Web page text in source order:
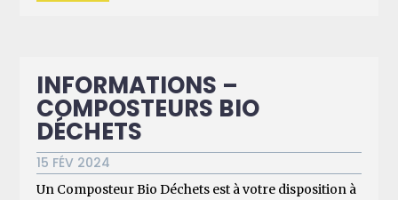
INFORMATIONS –
COMPOSTEURS BIO
DÉCHETS
15 FÉV 2024
Un Composteur Bio Déchets est à votre disposition à